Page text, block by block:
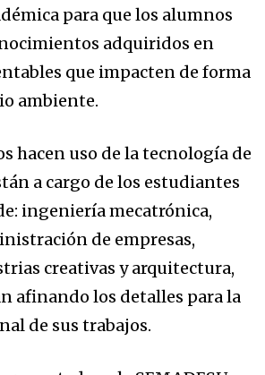
para que los alumnos
adquiridos en
que impacten de forma
ambiente.
hacen uso de la tecnología de
a cargo de los estudiantes
ingeniería mecatrónica,
de empresas,
creativas y arquitectura,
afinando los detalles para la
de sus trabajos.